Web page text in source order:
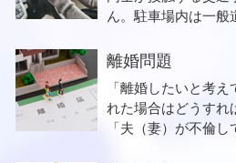
ん。駐車場内は一
離婚問題
「離婚したいと考
れた場合はどうすれ
「夫（妻）が不倫